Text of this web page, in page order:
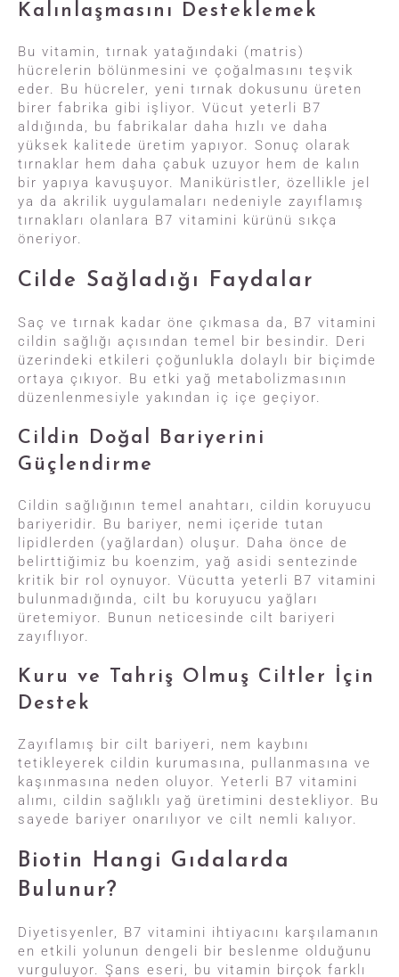
Kalınlaşmasını Desteklemek
Bu vitamin, tırnak yatağındaki (matris)
hücrelerin bölünmesini ve çoğalmasını teşvik
eder. Bu hücreler, yeni tırnak dokusunu üreten
birer fabrika gibi işliyor. Vücut yeterli B7
aldığında, bu fabrikalar daha hızlı ve daha
yüksek kalitede üretim yapıyor. Sonuç olarak
tırnaklar hem daha çabuk uzuyor hem de kalın
bir yapıya kavuşuyor. Maniküristler, özellikle jel
ya da akrilik uygulamaları nedeniyle zayıflamış
tırnakları olanlara B7 vitamini kürünü sıkça
öneriyor.
Cilde Sağladığı Faydalar
Saç ve tırnak kadar öne çıkmasa da, B7 vitamini
cildin sağlığı açısından temel bir besindir. Deri
üzerindeki etkileri çoğunlukla dolaylı bir biçimde
ortaya çıkıyor. Bu etki yağ metabolizmasının
düzenlenmesiyle yakından iç içe geçiyor.
Cildin Doğal Bariyerini
Güçlendirme
Cildin sağlığının temel anahtarı, cildin koruyucu
bariyeridir. Bu bariyer, nemi içeride tutan
lipidlerden (yağlardan) oluşur. Daha önce de
belirttiğimiz bu koenzim, yağ asidi sentezinde
kritik bir rol oynuyor. Vücutta yeterli B7 vitamini
bulunmadığında, cilt bu koruyucu yağları
üretemiyor. Bunun neticesinde cilt bariyeri
zayıflıyor.
Kuru ve Tahriş Olmuş Ciltler İçin
Destek
Zayıflamış bir cilt bariyeri, nem kaybını
tetikleyerek cildin kurumasına, pullanmasına ve
kaşınmasına neden oluyor. Yeterli B7 vitamini
alımı, cildin sağlıklı yağ üretimini destekliyor. Bu
sayede bariyer onarılıyor ve cilt nemli kalıyor.
Biotin Hangi Gıdalarda
Bulunur?
Diyetisyenler, B7 vitamini ihtiyacını karşılamanın
en etkili yolunun dengeli bir beslenme olduğunu
vurguluyor. Şans eseri, bu vitamin birçok farklı